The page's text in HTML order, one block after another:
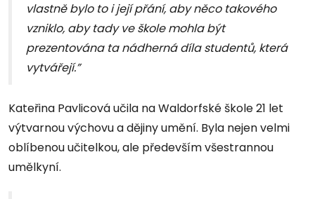
vlastně bylo to i její přání, aby něco takového
vzniklo, aby tady ve škole mohla být
prezentována ta nádherná díla studentů, která
vytvářejí.”
Kateřina Pavlicová učila na Waldorfské škole 21 let
výtvarnou výchovu a dějiny umění. Byla nejen velmi
oblíbenou učitelkou, ale především všestrannou
umělkyní.